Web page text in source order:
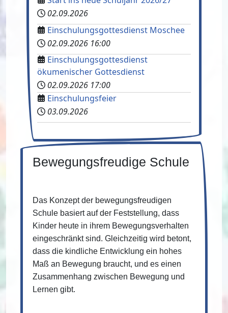
02.09.2026
Einschulungsgottesdienst Moschee
02.09.2026 16:00
Einschulungsgottesdienst
ökumenischer Gottesdienst
02.09.2026 17:00
Einschulungsfeier
03.09.2026
Bewegungsfreudige Schule
Das Konzept der bewegungsfreudigen
Schule basiert auf der Feststellung, dass
Kinder heute in ihrem Bewegungsverhalten
eingeschränkt sind. Gleichzeitig wird betont,
dass die kindliche Entwicklung ein hohes
Maß an Bewegung braucht, und es einen
Zusammenhang zwischen Bewegung und
Lernen gibt.